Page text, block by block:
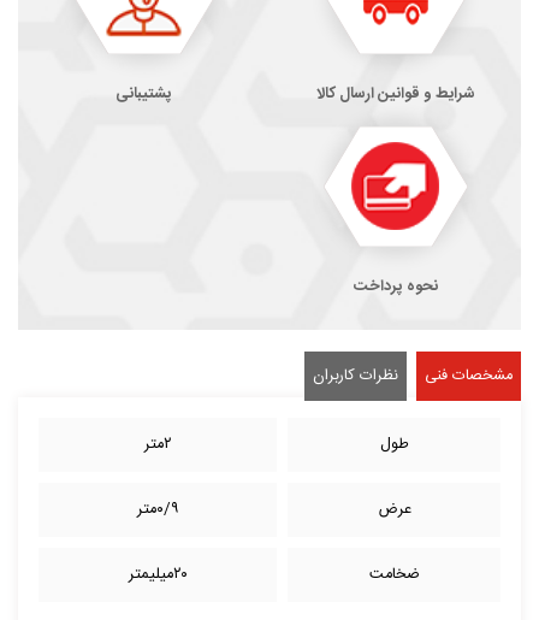
شرایط و قوانین ارسال کالا پشتیبانی
نحوه پرداخت
مشخصات فنی نظرات کاربران
طول ۲متر
عرض ۰/۹متر
ضخامت ۲۰میلیمتر